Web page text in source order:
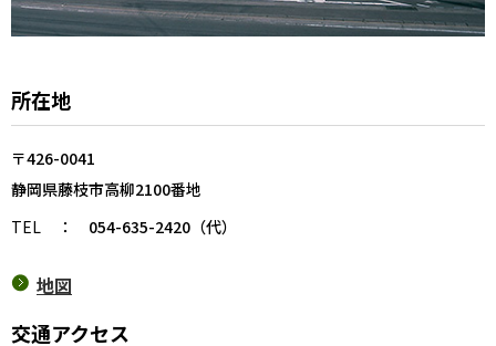
所在地
〒426-0041
静岡県藤枝市高柳2100番地
TEL
： 054-635-2420（代）
地図
交通アクセス